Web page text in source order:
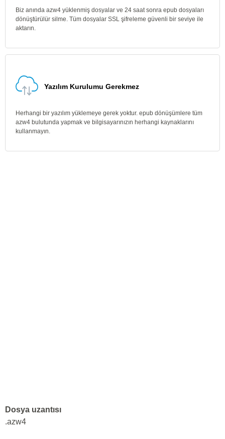
Biz anında azw4 yüklenmiş dosyalar ve 24 saat sonra epub dosyaları
dönüştürülür silme. Tüm dosyalar SSL şifreleme güvenli bir seviye ile
aktarın.
Yazılım Kurulumu Gerekmez
Herhangi bir yazılım yüklemeye gerek yoktur. epub dönüşümlere tüm
azw4 bulutunda yapmak ve bilgisayarınızın herhangi kaynaklarını
kullanmayın.
Dosya uzantısı
.azw4